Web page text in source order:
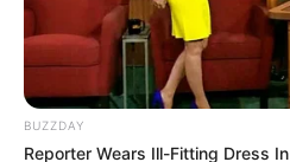
13:57 / 06 Avqust 2026
Zahid Oruc:”Ruben
xeyriyyəçi yox, yeni
icraçısı idi”..
BUZZDAY
Reporter Wears Ill-Fitting Dress